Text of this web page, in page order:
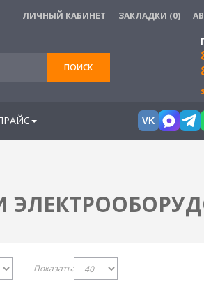
ЛИЧНЫЙ КАБИНЕТ ЗАКЛАДКИ (0)
ПОИСК
VK
Показать: